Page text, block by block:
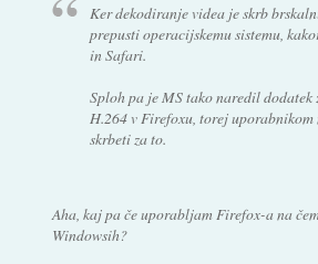
Ker dekodiranje videa je skrb
prepusti operacijskemu sistemu,
in Safari.
Sploh pa je MS tako naredil dodatek
H.264 v Firefoxu, torej
skrbeti za to.
Aha, kaj pa če uporabljam Firefox-a na
Windowsih?